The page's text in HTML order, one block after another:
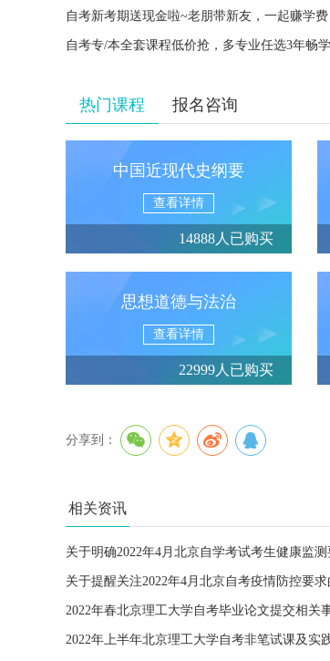
自考新考期送现金啦~老朋带新友，一起赚学费
自考专/本全套课程低价抢，多专业任选3年畅学
热门课程 报名咨询
中国近现代史纲要
查看详情
14888人已购买
思想道德与法治
查看详情
22999人已购买
分享到：
相关资讯
关于明确2022年4月北京自学考试考生健康监
关于提醒关注2022年4月北京自考疫情防控要求
2022年春北京理工大学自考毕业论文提交相关
2022年上半年北京理工大学自考非笔试课及实